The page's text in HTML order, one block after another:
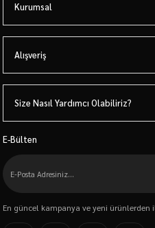
Kurumsal
Alışveriş
Size Nasıl Yardımcı Olabiliriz?
E-Bülten
En güncel kampanya ve yeni ürünlerden